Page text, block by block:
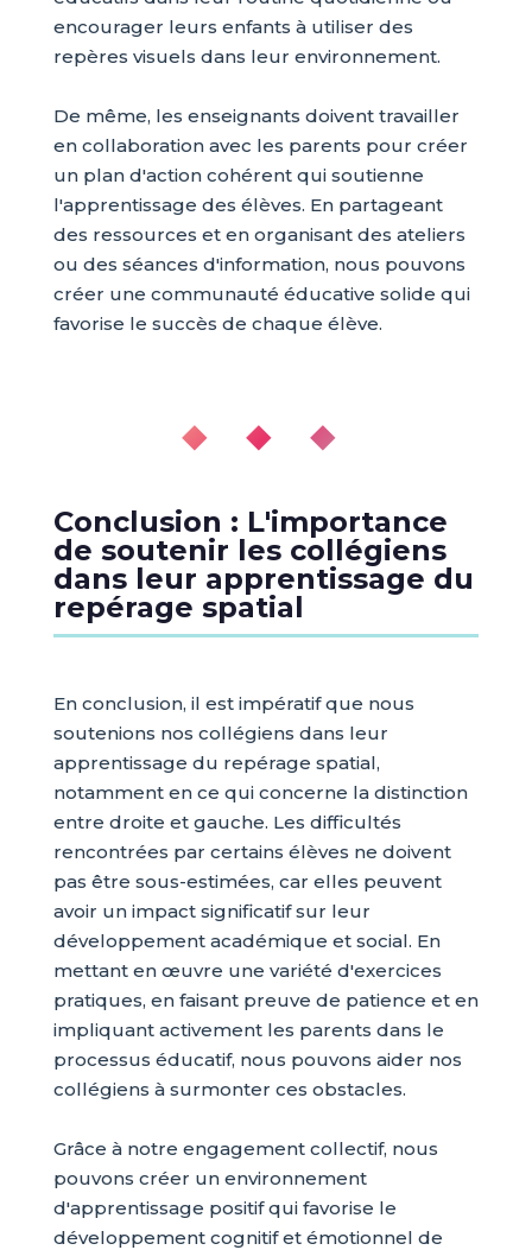
encourager leurs enfants à utiliser des
repères visuels dans leur environnement.
De même, les enseignants doivent travailler
en collaboration avec les parents pour créer
un plan d'action cohérent qui soutienne
l'apprentissage des élèves. En partageant
des ressources et en organisant des ateliers
ou des séances d'information, nous pouvons
créer une communauté éducative solide qui
favorise le succès de chaque élève.
◆ ◆ ◆
Conclusion : L'importance
de soutenir les collégiens
dans leur apprentissage du
repérage spatial
En conclusion, il est impératif que nous
soutenions nos collégiens dans leur
apprentissage du repérage spatial,
notamment en ce qui concerne la distinction
entre droite et gauche. Les difficultés
rencontrées par certains élèves ne doivent
pas être sous-estimées, car elles peuvent
avoir un impact significatif sur leur
développement académique et social. En
mettant en œuvre une variété d'exercices
pratiques, en faisant preuve de patience et en
impliquant activement les parents dans le
processus éducatif, nous pouvons aider nos
collégiens à surmonter ces obstacles.
Grâce à notre engagement collectif, nous
pouvons créer un environnement
d'apprentissage positif qui favorise le
développement cognitif et émotionnel de